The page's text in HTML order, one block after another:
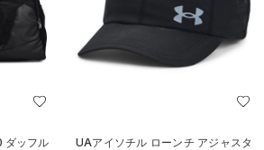
ダッフル UAアイソチル ローンチ アジャスタ